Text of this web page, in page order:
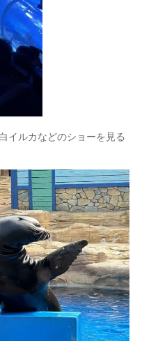
イルカなどのショーを見る